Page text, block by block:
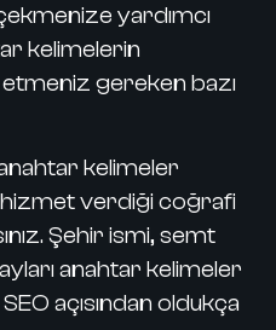
yardımcı
kelimelerin
gereken bazı
kelimeler
verdiği coğrafi
Şehir ismi, semt
anahtar kelimeler
açısından oldukça